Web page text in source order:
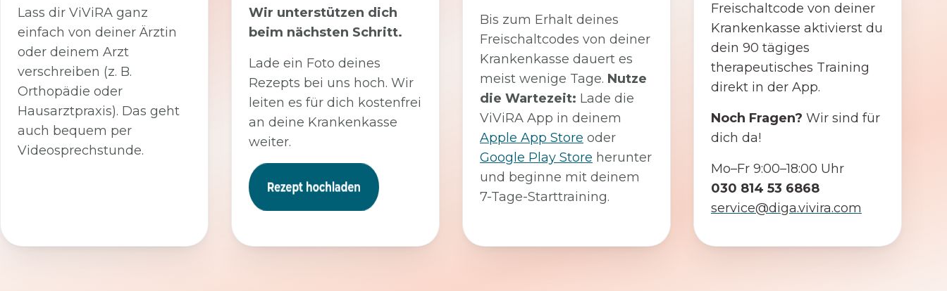
Lass dir ViViRA ganz
einfach von deiner Ärztin
oder deinem Arzt
verschreiben (z. B.
Orthopädie oder
Hausarztpraxis). Das geht
auch bequem per
Videosprechstunde.
Wir unterstützen dich
beim nächsten Schritt.
Lade ein Foto deines
Rezepts bei uns hoch. Wir
leiten es für dich kostenfrei
an deine Krankenkasse
weiter.
Bis zum Erhalt deines
Freischaltcodes von deiner
Krankenkasse dauert es
meist wenige Tage. Nutze
die Wartezeit: Lade die
ViViRA App in deinem
Apple App Store oder
Google Play Store herunter
und beginne mit deinem
7-Tage-Starttraining.
Freischaltcode von deiner
Krankenkasse aktivierst du
dein 90 tägiges
therapeutisches Training
direkt in der App.
Noch Fragen? Wir sind für
dich da!
Mo–Fr 9:00–18:00 Uhr
030 814 53 6868
service@diga.vivira.com